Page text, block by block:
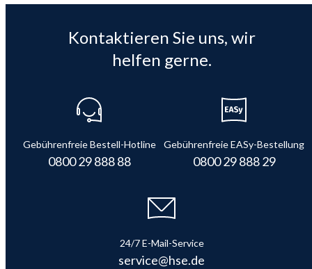
Kontaktieren Sie uns, wir
helfen gerne.
Gebührenfreie Bestell-Hotline
0800 29 888 88
Gebührenfreie EASy-Bestellung
0800 29 888 29
24/7 E-Mail-Service
service@hse.de